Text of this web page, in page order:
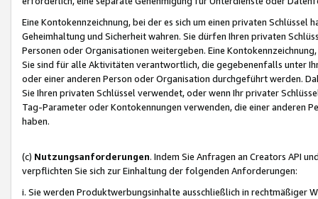
Eine Kontokennzeichnung, bei der es sich um einen privaten
Geheimhaltung und Sicherheit wahren. Sie dürfen Ihren privaten
Personen oder Organisationen weitergeben. Eine
Sie sind für alle Aktivitäten verantwortlich, die gegebenenfalls unter
oder einer anderen Person oder Organisation durchgeführt werden.
Sie Ihren privaten Schlüssel verwendet, oder wenn Ihr privater
Tag-Parameter oder Kontokennungen verwenden, die einer anderen
haben.
(c) Nutzungsanforderungen. Indem Sie Anfragen an Creators API
verpflichten Sie sich zur Einhaltung der folgenden Anforderungen:
i. Sie werden Produktwerbungsinhalte ausschließlich in rechtmäßiger